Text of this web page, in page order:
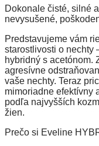
Dokonale čisté, silné
nevysušené,
Predstavujeme vám
starostlivosti o nechty
hybridný s acetónom.
agresívne
vaše nechty. Teraz
mimoriadne efektívny
podľa najvyšších
žien.
Prečo si Eveline